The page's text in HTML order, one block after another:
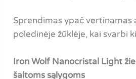
Sprendimas ypač vertinamas
poledinėje žūklėje, kai svarbi
Iron Wolf Nanocristal Light
šaltoms sąlygoms